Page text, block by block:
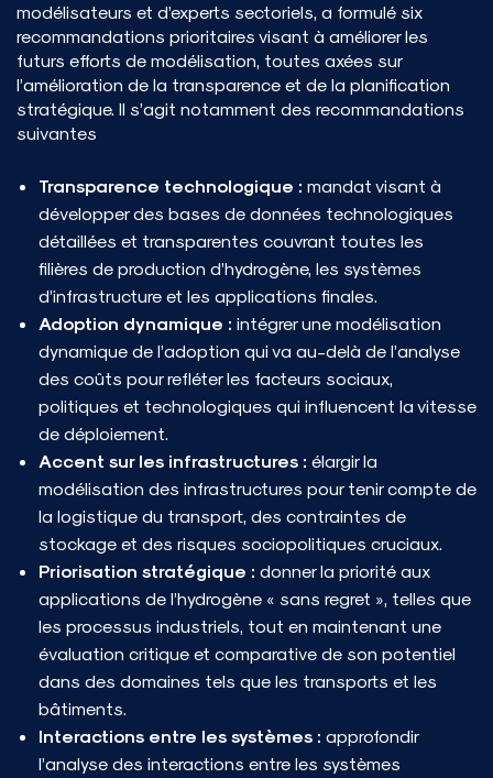
modélisateurs et d’experts sectoriels, a formulé six
recommandations prioritaires visant à améliorer les
futurs efforts de modélisation, toutes axées sur
l’amélioration de la transparence et de la planification
stratégique. Il s’agit notamment des recommandations
suivantes
Transparence technologique : mandat visant à
développer des bases de données technologiques
détaillées et transparentes couvrant toutes les
filières de production d’hydrogène, les systèmes
d’infrastructure et les applications finales.
Adoption dynamique : intégrer une modélisation
dynamique de l’adoption qui va au-delà de l’analyse
des coûts pour refléter les facteurs sociaux,
politiques et technologiques qui influencent la vitesse
de déploiement.
Accent sur les infrastructures : élargir la
modélisation des infrastructures pour tenir compte de
la logistique du transport, des contraintes de
stockage et des risques sociopolitiques cruciaux.
Priorisation stratégique : donner la priorité aux
applications de l’hydrogène « sans regret », telles que
les processus industriels, tout en maintenant une
évaluation critique et comparative de son potentiel
dans des domaines tels que les transports et les
bâtiments.
Interactions entre les systèmes : approfondir
l’analyse des interactions entre les systèmes